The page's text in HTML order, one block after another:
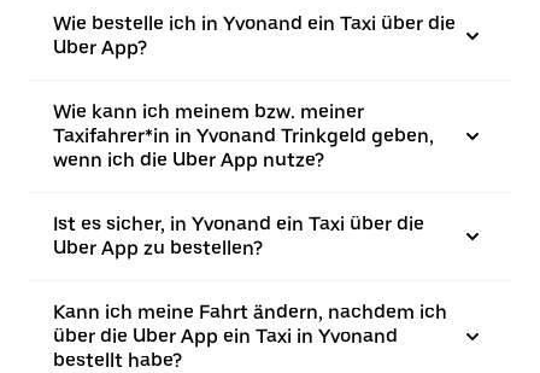
Wie bestelle ich in Yvonand ein Taxi über die
Uber App?
Wie kann ich meinem bzw. meiner
Taxifahrer*in in Yvonand Trinkgeld geben,
wenn ich die Uber App nutze?
Ist es sicher, in Yvonand ein Taxi über die
Uber App zu bestellen?
Kann ich meine Fahrt ändern, nachdem ich
über die Uber App ein Taxi in Yvonand
bestellt habe?